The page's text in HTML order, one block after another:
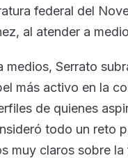
federal del
al atender a
medios, Serrato
más activo en la
de quienes
todo un reto
muy claros sobre